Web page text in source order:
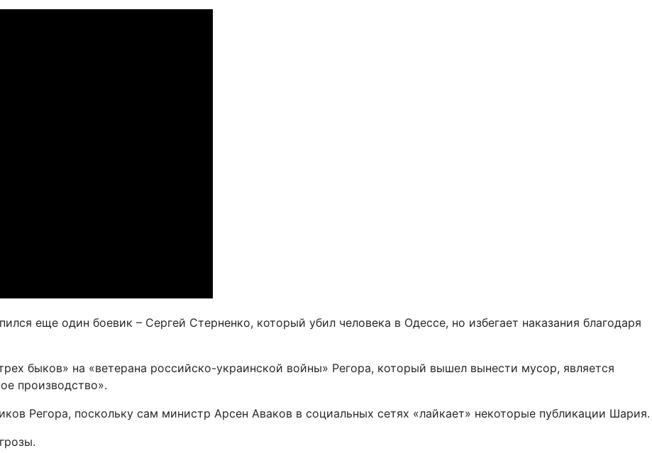
еще один боевик – Сергей Стерненко, который убил человека в Одессе, но избегает наказания благодаря
быков» на «ветерана российско-украинской войны» Регора, который вышел вынести мусор, является
производство».
Регора, поскольку сам министр Арсен Аваков в социальных сетях «лайкает» некоторые публикации Шария.